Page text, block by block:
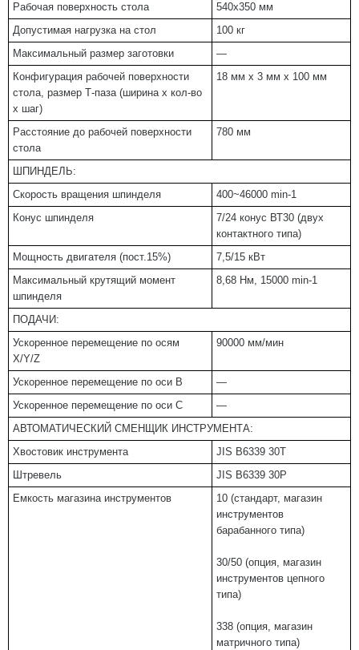
Рабочая поверхность стола
540х350 мм
Допустимая нагрузка на стол
100 кг
Максимальный размер заготовки
—
Конфигурация рабочей поверхности
стола, размер Т-паза (ширина х кол-во
х шаг)
18 мм х 3 мм х 100 мм
Расстояние до рабочей поверхности
стола
780 мм
ШПИНДЕЛЬ:
Скорость вращения шпинделя
400~46000 min-1
Конус шпинделя
7/24 конус ВТ30 (двух
контактного типа)
Мощность двигателя (пост.15%)
7,5/15 кВт
Максимальный крутящий момент
шпинделя
8,68 Нм, 15000 min-1
ПОДАЧИ:
Ускоренное перемещение по осям
X/Y/Z
90000 мм/мин
Ускоренное перемещение по оси В
—
Ускоренное перемещение по оси С
—
АВТОМАТИЧЕСКИЙ СМЕНЩИК ИНСТРУМЕНТА:
Хвостовик инструмента
JIS B6339 30T
Штревель
JIS B6339 30P
Емкость магазина инструментов
10 (стандарт, магазин
инструментов
барабанного типа)
30/50 (опция, магазин
инструментов цепного
типа)
338 (опция, магазин
матричного типа)